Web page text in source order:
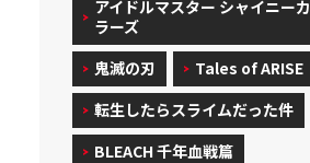
アイドルマスター シャイニーカ
ラーズ
鬼滅の刃
Tales of ARISE
転生したらスライムだった件
BLEACH 千年血戦篇